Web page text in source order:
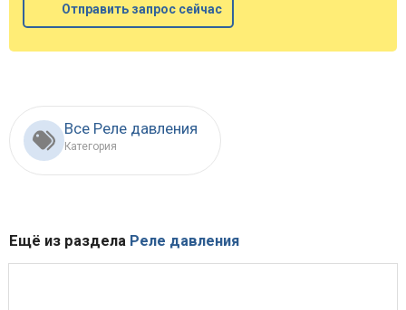
Отправить запрос сейчас
Все Реле давления
Категория
Ещё из раздела Реле давления